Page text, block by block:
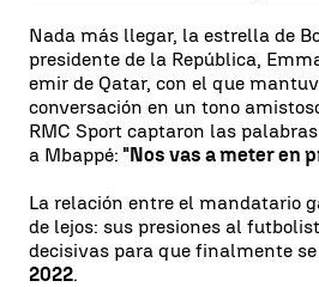
Nada más llegar, la estrella de
presidente de la República,
emir de Qatar, con el que
conversación en un tono
RMC Sport captaron las
a Mbappé: "Nos vas a meter en
La relación entre el mandatario
de lejos: sus presiones al
decisivas para que finalmente se
2022.